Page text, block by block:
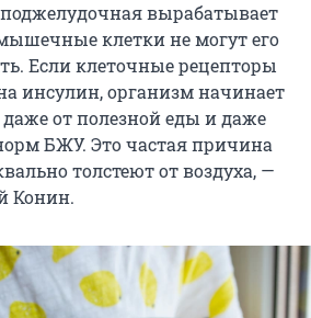
вырабатывает
клетки не могут его
Если клеточные рецепторы
инсулин, организм начинает
от полезной еды и даже
БЖУ. Это частая причина
толстеют от воздуха, —
Конин.